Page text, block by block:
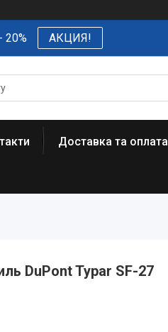
20% АКЦИЯ!
Доставка та оплата
DuPont Typar SF-27